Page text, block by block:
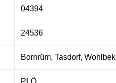
04394
24536
Bornrüm, Tasdorf, Wohlbek
PLÖ